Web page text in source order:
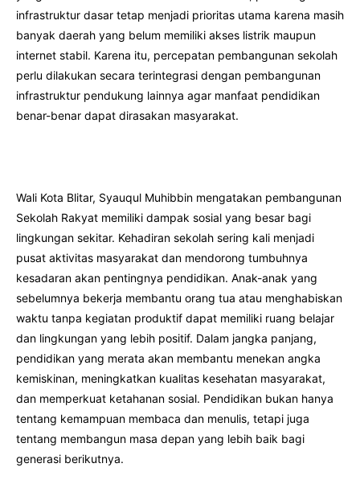
infrastruktur dasar tetap menjadi prioritas utama karena masih
banyak daerah yang belum memiliki akses listrik maupun
internet stabil. Karena itu, percepatan pembangunan sekolah
perlu dilakukan secara terintegrasi dengan pembangunan
infrastruktur pendukung lainnya agar manfaat pendidikan
benar-benar dapat dirasakan masyarakat.
Wali Kota Blitar, Syauqul Muhibbin mengatakan pembangunan
Sekolah Rakyat memiliki dampak sosial yang besar bagi
lingkungan sekitar. Kehadiran sekolah sering kali menjadi
pusat aktivitas masyarakat dan mendorong tumbuhnya
kesadaran akan pentingnya pendidikan. Anak-anak yang
sebelumnya bekerja membantu orang tua atau menghabiskan
waktu tanpa kegiatan produktif dapat memiliki ruang belajar
dan lingkungan yang lebih positif. Dalam jangka panjang,
pendidikan yang merata akan membantu menekan angka
kemiskinan, meningkatkan kualitas kesehatan masyarakat,
dan memperkuat ketahanan sosial. Pendidikan bukan hanya
tentang kemampuan membaca dan menulis, tetapi juga
tentang membangun masa depan yang lebih baik bagi
generasi berikutnya.